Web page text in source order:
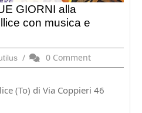
GIORNI alla
con musica e
nautilus
/ 0 Comment
(To) di Via Coppieri 46